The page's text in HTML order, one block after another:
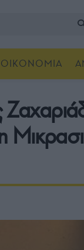
ΟΙΚΟΝΟΜΙΑ